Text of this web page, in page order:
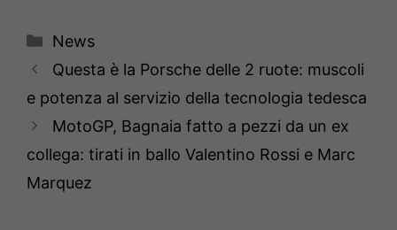
Categorie
News
Questa è la Porsche delle 2 ruote: muscoli
e potenza al servizio della tecnologia tedesca
MotoGP, Bagnaia fatto a pezzi da un ex
collega: tirati in ballo Valentino Rossi e Marc
Marquez